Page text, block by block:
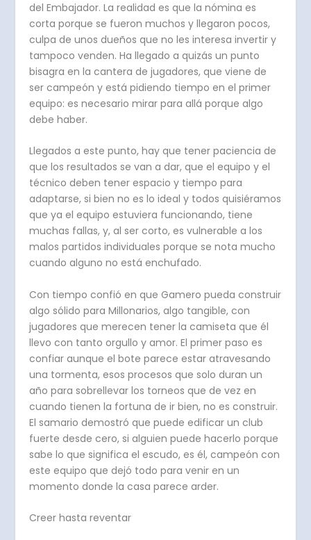
del Embajador. La realidad es que la nómina es
corta porque se fueron muchos y llegaron pocos,
culpa de unos dueños que no les interesa invertir y
tampoco venden. Ha llegado a quizás un punto
bisagra en la cantera de jugadores, que viene de
ser campeón y está pidiendo tiempo en el primer
equipo: es necesario mirar para allá porque algo
debe haber.
Llegados a este punto, hay que tener paciencia de
que los resultados se van a dar, que el equipo y el
técnico deben tener espacio y tiempo para
adaptarse, si bien no es lo ideal y todos quisiéramos
que ya el equipo estuviera funcionando, tiene
muchas fallas, y, al ser corto, es vulnerable a los
malos partidos individuales porque se nota mucho
cuando alguno no está enchufado.
Con tiempo confió en que Gamero pueda construir
algo sólido para Millonarios, algo tangible, con
jugadores que merecen tener la camiseta que él
llevo con tanto orgullo y amor. El primer paso es
confiar aunque el bote parece estar atravesando
una tormenta, esos procesos que solo duran un
año para sobrellevar los torneos que de vez en
cuando tienen la fortuna de ir bien, no es construir.
El samario demostró que puede edificar un club
fuerte desde cero, si alguien puede hacerlo porque
sabe lo que significa el escudo, es él, campeón con
este equipo que dejó todo para venir en un
momento donde la casa parece arder.
Creer hasta reventar